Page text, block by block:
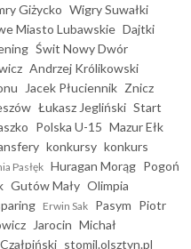
Giżycko Wigry Suwałki
Miasto Lubawskie Dajtki
Świt Nowy Dwór
Andrzej Królikowski
Jacek Płuciennik Znicz
Łukasz Jegliński Start
Polska U-15 Mazur Ełk
konkursy konkurs
Pasłęk Huragan Morąg Pogoń
Gutów Mały Olimpia
Erwin Sak Pasym Piotr
Jarocin Michał
stomil.olsztyn.pl